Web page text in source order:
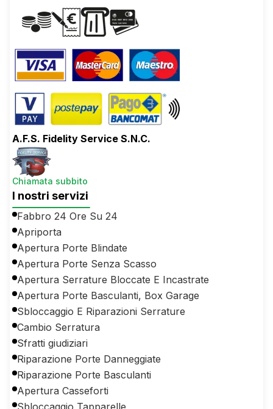
A.F.S. Fidelity Service S.N.C.
Chiamata subbito
I nostri servizi
Fabbro 24 Ore Su 24
Apriporta
Apertura Porte Blindate
Apertura Porte Senza Scasso
Apertura Serrature Bloccate E Incastrate
Apertura Porte Basculanti, Box Garage
Sbloccaggio E Riparazioni Serrature
Cambio Serratura
Sfratti giudiziari
Riparazione Porte Danneggiate
Riparazione Porte Basculanti
Apertura Casseforti
Sbloccaggio Tapparelle